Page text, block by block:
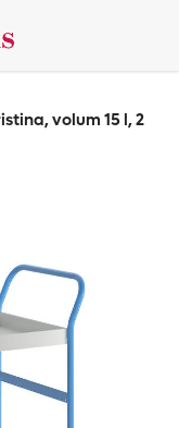
volum 15 l, 2